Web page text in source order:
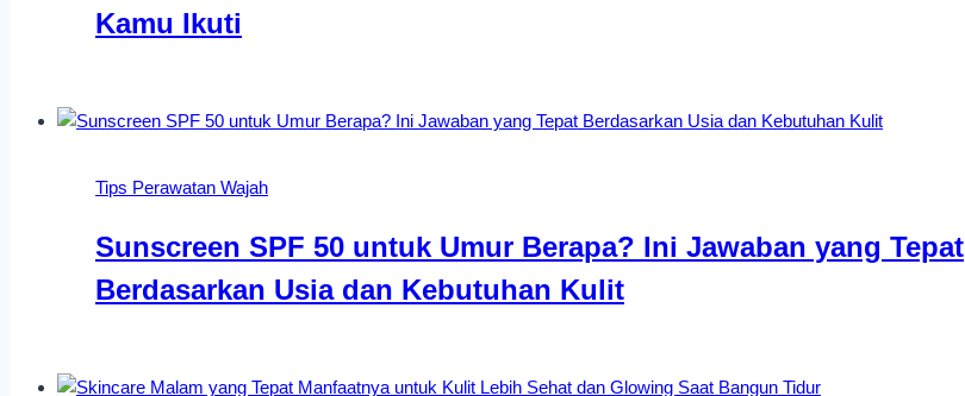
Kamu Ikuti
Tips Perawatan Wajah
Sunscreen SPF 50 untuk Umur Berapa? Ini Jawaban yang Tepat
Berdasarkan Usia dan Kebutuhan Kulit